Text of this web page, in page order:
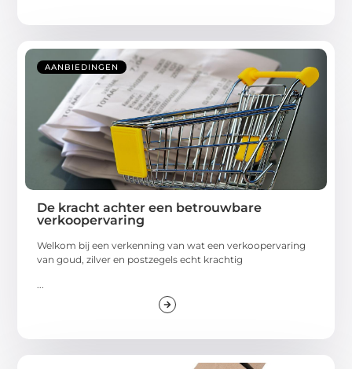
AANBIEDINGEN
De kracht achter een betrouwbare
verkoopervaring
Welkom bij een verkenning van wat een verkoopervaring
van goud, zilver en postzegels echt krachtig
...